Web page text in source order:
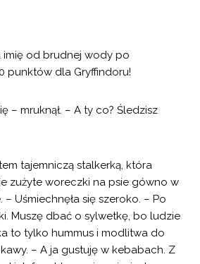
imię od brudnej wody po
punktów dla Gryffindoru!
– mruknął. – A ty co? Śledzisz
tajemniczą stalkerką, która
zużyte woreczki na psie gówno w
Uśmiechnęła się szeroko. – Po
Muszę dbać o sylwetkę, bo ludzie
to tylko hummus i modlitwa do
kawy. – A ja gustuję w kebabach. Z